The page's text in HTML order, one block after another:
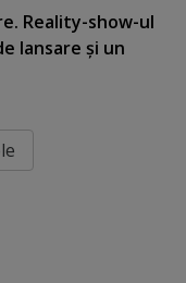
Reality-show-ul
lansare şi un